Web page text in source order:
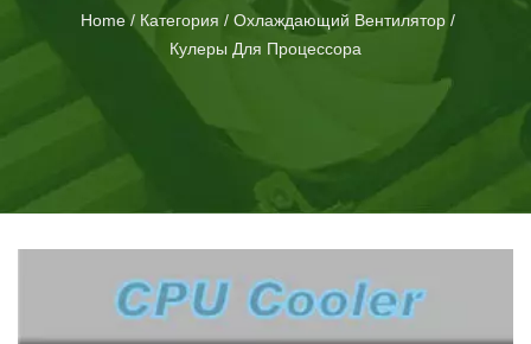
области охлаждения процессора с энтузиазмом и
элитной инженерной командой. Под лозунгом
инновационные охлаждающие продукты,
вдохновленные жизненными потребностями,
Home / Категория / Охлаждающий Вентилятор /
Кулеры Для Процессора